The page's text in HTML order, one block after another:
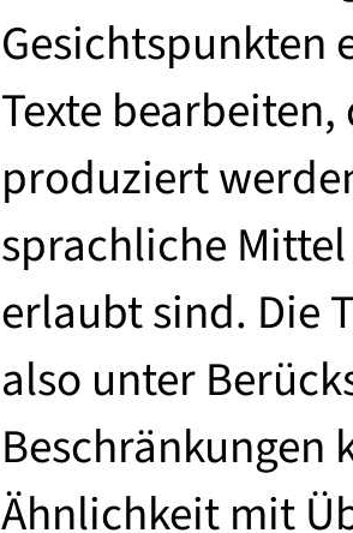
Gesichtspunkten
Texte
produziert
sprachliche
erlaubt sind. Die
also unter
Ähnlichkeit mit